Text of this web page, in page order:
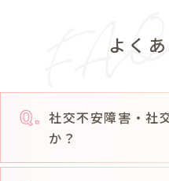
よく
社交不安障害・社
か？